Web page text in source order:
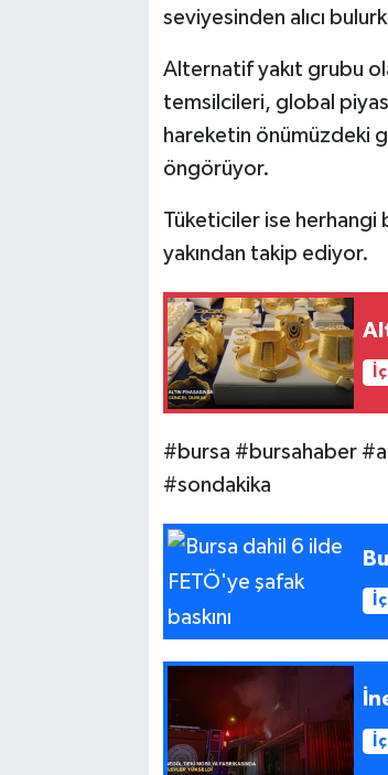
seviyesinden alıcı
Alternatif yakıt grubu
temsilcileri, global
hareketin önümüzdeki
öngörüyor.
Tüketiciler ise herhangi
yakından takip ediyor.
#bursa #bursahaber
#sondakika